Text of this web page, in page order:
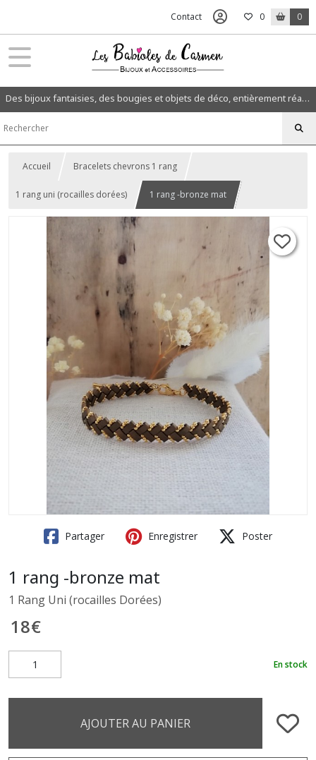
Contact 0 0
Des bijoux fantaisies, des bougies et objets de déco, entièrement réalisés à la main dans mon atelier en Normandie.
Accueil Bracelets chevrons 1 rang
1 rang uni (rocailles dorées) 1 rang -bronze mat
Partager Enregistrer Poster
1 rang -bronze mat
1 Rang Uni (rocailles Dorées)
18€
En stock
AJOUTER AU PANIER